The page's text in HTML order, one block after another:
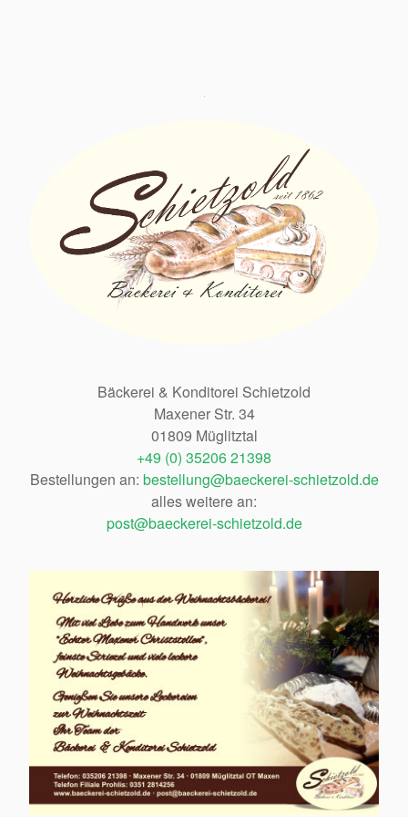
Bäckerei & Konditorei Schietzold
Maxener Str. 34
01809 Müglitztal
+49 (0) 35206 21398
Bestellungen an: bestellung@baeckerei-schietzold.de
alles weitere an:
post@baeckerei-schietzold.de